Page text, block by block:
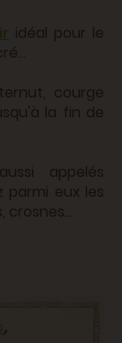
idéal pour le
courge
la fin de
appelés
parmi eux les
crosnes...